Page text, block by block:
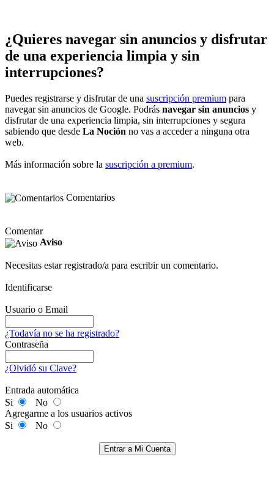
¿Quieres navegar sin anuncios y disfrutar
de una experiencia limpia y sin
interrupciones?
Puedes registrarse y disfrutar de una suscripción premium para
navegar sin anuncios de Google. Podrás navegar sin anuncios y
disfrutar de una experiencia limpia, sin interrupciones y segura
sabiendo que desde La Noción no vas a acceder a ninguna otra
web.
Más información sobre la suscripción a premium.
Comentarios
Comentar
Aviso
Necesitas estar registrado/a para escribir un comentario.
Identificarse
Usuario o Email
¿Todavía no se ha registrado?
Contraseña
¿Olvidó su Clave?
Entrada automática
Si
No
Agregarme a los usuarios activos
Si
No
Entrar a Mi Cuenta